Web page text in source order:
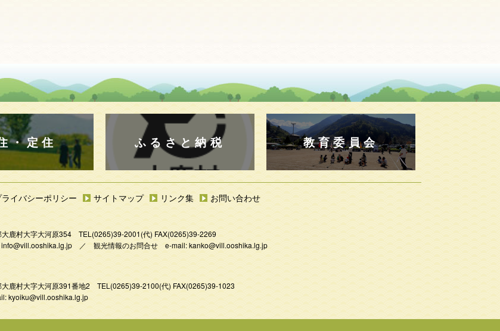
・定住 ふるさと納税 教育委員会
ライバシーポリシー サイトマップ リンク集 お問い合わせ
鹿村大字大河原354 TEL (0265)39-2001(代) FAX(0265)39-2269
info@vill.ooshika.lg.jp ／ 観光情報のお問合せ e-mail:kanko@vill.ooshika.lg.jp
鹿村大字大河原391番地2 TEL (0265)39-2100(代) FAX(0265)39-1023
kyoiku@vill.ooshika.lg.jp